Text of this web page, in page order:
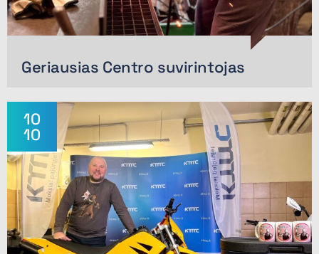
Geriausias Centro suvirintojas
10
10